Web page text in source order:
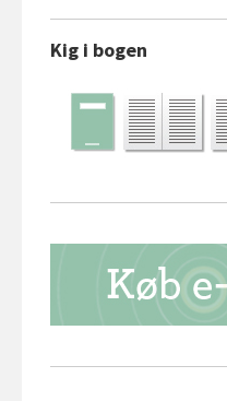
Kig i bogen